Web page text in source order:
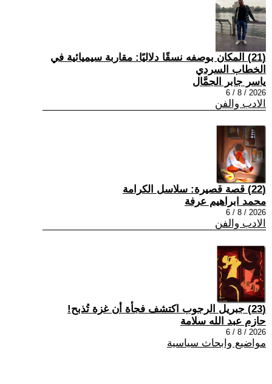
(21) المكان بوصفه نسقًا دلاليًا: مقاربة سيميائية في
الخطاب السردي
ياسر جابر الجمَّال
2026 / 8 / 6
الادب والفن
(22) قصة قصيرة: سلاسل الكرامة
محمد ابراهيم عرفة
2026 / 8 / 6
الادب والفن
(23) جبريل الرجوب اكتشف فجأة أن غزة تُذبح!
حازم عبد الله سلامة
2026 / 8 / 6
مواضيع وابحاث سياسية